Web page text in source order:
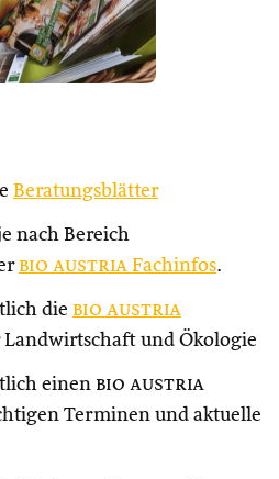
Beratungsblätter
nach Bereich
bio austria Fachinfos.
die bio austria
und Ökologie
einen bio austria
Terminen und aktuelle